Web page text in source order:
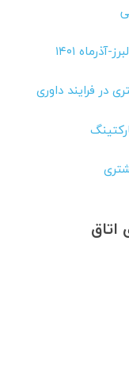
۱۴۰۱
در فرایند داوری
اتاق